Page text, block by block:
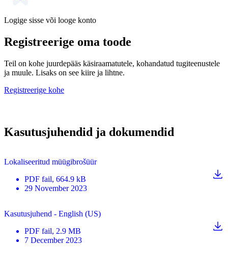
Logige sisse või looge konto
Registreerige oma toode
Teil on kohe juurdepääs käsiraamatutele, kohandatud tugiteenustele
ja muule. Lisaks on see kiire ja lihtne.
Registreerige kohe
Kasutusjuhendid ja dokumendid
Lokaliseeritud müügibrošüür
PDF fail, 664.9 kB
29 November 2023
Kasutusjuhend - English (US)
PDF fail, 2.9 MB
7 December 2023